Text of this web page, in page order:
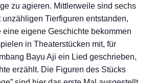
zu agieren. Mittlerweile sind sechs
Tierfiguren entstanden,
eigene Geschichte bekommen
in Theaterstücken mit, für
Bayu Aji ein Lied geschrieben,
erzählt. Die Figuren des Stücks